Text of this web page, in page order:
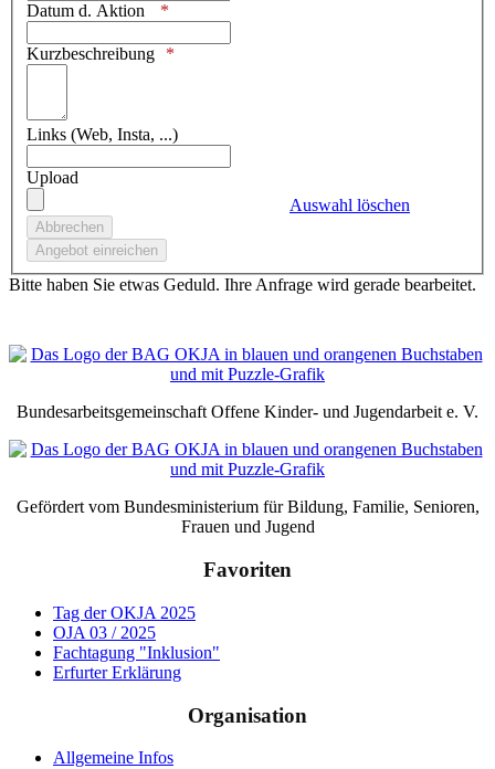
Datum d. Aktion
Kurzbeschreibung
Links (Web, Insta, ...)
Upload
Auswahl löschen
Bitte haben Sie etwas Geduld. Ihre Anfrage wird gerade bearbeitet.
Bundesarbeitsgemeinschaft Offene Kinder- und Jugendarbeit e. V.
Gefördert vom Bundesministerium für Bildung, Familie, Senioren,
Frauen und Jugend
Favoriten
Tag der OKJA 2025
OJA 03 / 2025
Fachtagung "Inklusion"
Erfurter Erklärung
Organisation
Allgemeine Infos